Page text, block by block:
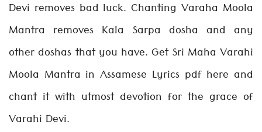
Devi removes bad luck. Chanting Varaha Moola
Mantra removes Kala Sarpa dosha and any
other doshas that you have. Get Sri Maha Varahi
Moola Mantra in Assamese Lyrics pdf here and
chant it with utmost devotion for the grace of
Varahi Devi.